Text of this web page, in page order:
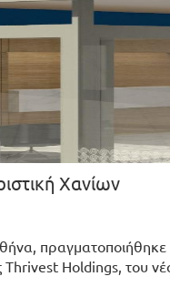
Χανίων
πραγματοποιήθηκε
Holdings, του